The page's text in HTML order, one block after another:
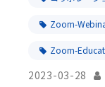
Zoom-
Zoom-
2023-03-28